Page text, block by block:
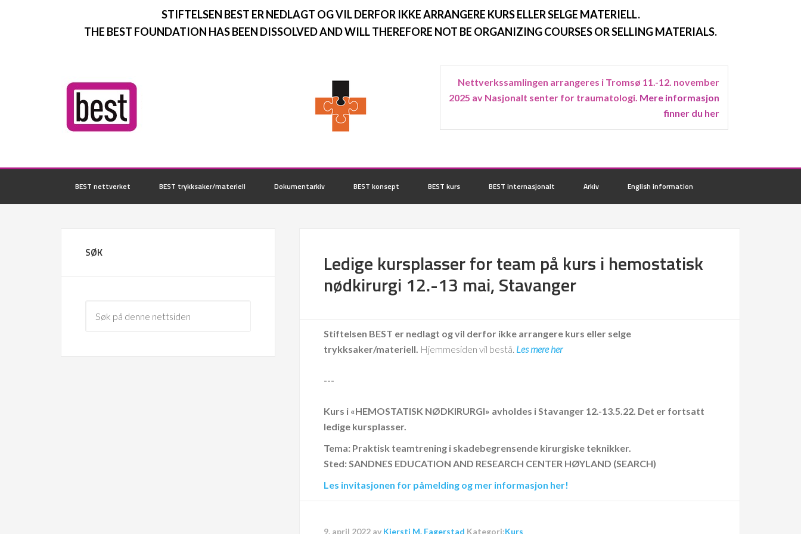
STIFTELSEN BEST ER NEDLAGT OG VIL DERFOR IKKE ARRANGERE KURS ELLER SELGE MATERIELL.
THE BEST FOUNDATION HAS BEEN DISSOLVED AND WILL THEREFORE NOT BE ORGANIZING COURSES OR SELLING MATERIALS.
Nettverkssamlingen arrangeres i Tromsø 11.-12. november
2025 av Nasjonalt senter for traumatologi. Mere informasjon
finner du her
BEST nettverket BEST trykksaker/materiell Dokumentarkiv BEST konsept BEST kurs BEST internasjonalt Arkiv English information
Ledige kursplasser for team på kurs i hemostatisk
nødkirurgi 12.-13 mai, Stavanger
Stiftelsen BEST er nedlagt og vil derfor ikke arrangere kurs eller selge
trykksaker/materiell. Hjemmesiden vil bestå. Les mere her
---
Kurs i «HEMOSTATISK NØDKIRURGI» avholdes i Stavanger 12.-13.5.22. Det er fortsatt
ledige kursplasser.
Tema: Praktisk teamtrening i skadebegrensende kirurgiske teknikker.
Sted: SANDNES EDUCATION AND RESEARCH CENTER HØYLAND (SEARCH)
Les invitasjonen for påmelding og mer informasjon her!
9. april 2022 av Kjersti M. Fagerstad Kategori:Kurs
SØK